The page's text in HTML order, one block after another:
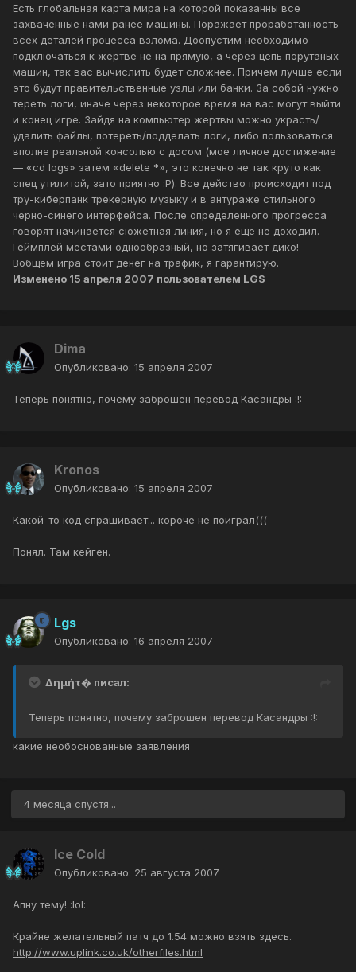
Есть глобальная карта мира на которой показанны все
захваченные нами ранее машины. Поражает проработанность
всех деталей процесса взлома. Доопустим необходимо
подключаться к жертве не на прямую, а через цепь порутаных
машин, так вас вычислить будет сложнее. Причем лучше если
это будут правительственные узлы или банки. За собой нужно
тереть логи, иначе через некоторое время на вас могут выйти
и конец игре. Зайдя на компьютер жертвы можно украсть/
удалить файлы, потереть/подделать логи, либо пользоваться
вполне реальной консолью с досом (мое личное достижение
— «cd logs» затем «delete *», это конечно не так круто как
спец утилитой, зато приятно :Р). Все действо происходит под
тру-киберпанк трекерную музыку и в антураже стильного
черно-синего интерфейса. После определенного прогресса
говорят начинается сюжетная линия, но я еще не доходил.
Геймплей местами однообразный, но затягивает дико!
Вобщем игра стоит денег на трафик, я гарантирую.
Изменено 15 апреля 2007 пользователем LGS
Dima
Опубликовано: 15 апреля 2007
Теперь понятно, почему заброшен перевод Касандры :!:
Kronos
Опубликовано: 15 апреля 2007
Какой-то код спрашивает... короче не поиграл(((
Понял. Там кейген.
Lgs
Опубликовано: 16 апреля 2007
Δημήτ� писал:
Теперь понятно, почему заброшен перевод Касандры :!:
какие необоснованные заявления
4 месяца спустя...
Ice Cold
Опубликовано: 25 августа 2007
Апну тему! :lol:
Крайне желательный патч до 1.54 можно взять здесь.
http://www.uplink.co.uk/otherfiles.html